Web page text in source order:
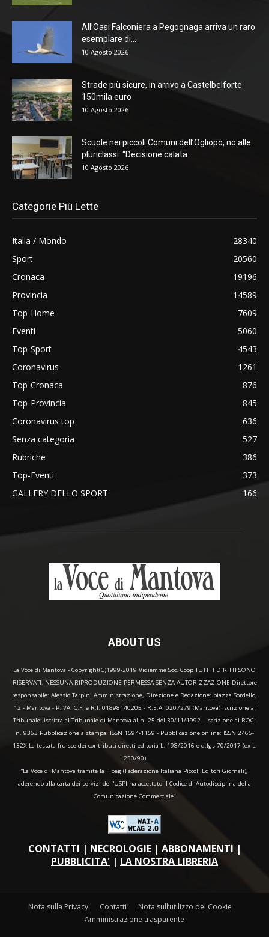
All’Oasi Falconiera a Pegognaga arriva un raro
esemplare di...
10 Agosto 2026
Strade più sicure, in arrivo a Castelbelforte
150mila euro
10 Agosto 2026
Scuole nei piccoli Comuni dell’Ogliopò, no alle
pluriclassi: “Decisione calata...
10 Agosto 2026
Categorie Più Lette
Italia / Mondo
28340
Sport
20560
Cronaca
19196
Provincia
14589
Top-Home
7609
Eventi
5060
Top-Sport
4543
Coronavirus
1261
Top-Cronaca
876
Top-Provincia
845
Coronavirus top
636
Senza categoria
527
Rubriche
386
Top-Eventi
373
GALLERY DELLO SPORT
166
ABOUT US
La Voce di Mantova - Copyright(C)1999-2019 Vidiemme Soc. Coop TUTTI I DIRITTI SONO
RISERVATI. NESSUNA RIPRODUZIONE PERMESSA SENZA AUTORIZZAZIONE Direttore
responsabile: Alessio Tarpini Amministrazione, Direzione e Redazione: piazza Sordello,
12 - Mantova - P.IVA, C.F. e R.I. 01898140205 - R.E.A. 0207279 (Mantova) iscrizione al
Tribunale: iscritta al Tribunale di Mantova al n. 25 del 30/11/1992 - iscrizione al ROC:
n. 9363 Pubblicazione a stampa: ISSN 1594-1159 - Pubblicazione online: ISSN 2465-
132X La testata fruisce dei contributi diretti editoria L. 198/2016 e d.lgs 70/2017 (ex L.
250/90)
“La Voce di Mantova tramite la Fipeg (Federazione Italiana Piccoli Editori Giornali),
aderendo alla carta dei servizi dell'USPI ha accettato il Codice di Autodisciplina della
Comunicazione Commerciale"
CONTATTI | NECROLOGIE| ABBONAMENTI |
PUBBLICITA' | LA NOSTRA LIBRERIA
Nota sulla Privacy Contatti
Nota sull’utilizzo dei Cookie
Amministrazione trasparente